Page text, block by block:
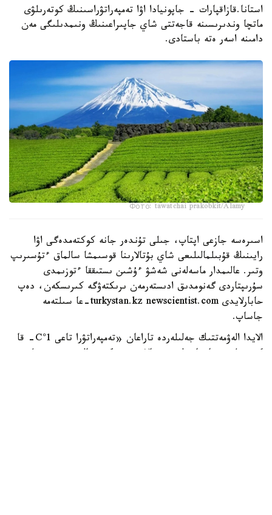
استانا.قازاقپارات - جاپونيادا اۋا تەمپەراتۋراسىنىڭ كوتەرىلۋى
ماتچا وندىرىسىنە قاجەتتى شاي جاپىراعىنىڭ ونىمدىلىگى مەن
دامىنە اسەر ەتە باستادى.
Фото: tawatchai prakobkit/Alamy
اسىرەسە جازعى اپتاپ، جىلى تۇندەر جانە كوكتەمدەگى اۋا
رايىنىڭ قۇبىلمالىلىعى شاي بۇتالارىنا قوسىمشا سالماق ءتۇسىرىپ
وتىر. عالىمدار ماسەلەنى شەشۋ ءۇشىن ىستىققا ءتوزىمدى
سۇرىپتاردى گەنومدىق ادىستەرمەن ىرىكتەۋگە كىرىسكەن، دەپ
حابارلايدى turkystan.kz newscientist.com-عا سىلتەمە
جاساپ.
الايدا الەۋمەتتىك جەلىلەردە تاراعان «تەمپەراتۋرا تاعى 1°C- قا